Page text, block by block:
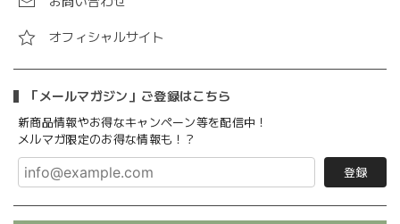
オフィシャルサイト
「メールマガジン」ご登録はこちら
新商品情報やお得なキャンペーン等を配信中！
メルマガ限定のお得な情報も！？
登録